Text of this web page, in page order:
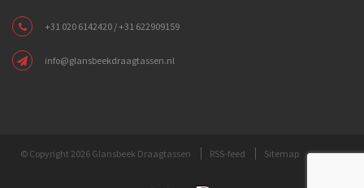
+31 020 6142420 / +31 622909159
info@glansbeekdraagtassen.nl
© Copyright 2026 Glansbeek Draagtassen RSS-feed Sitemap